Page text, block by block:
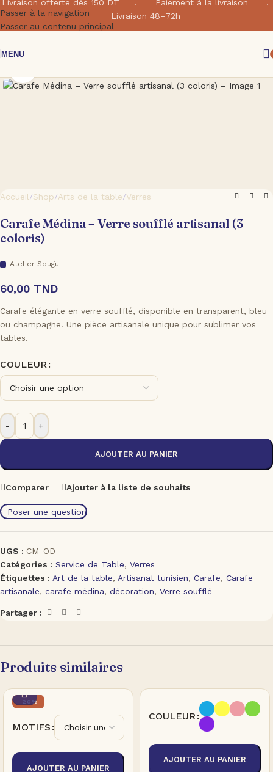
Passer à la navigation
Passer au contenu principal
Livraison offerte dés 150 DT . Paiement à la livraison .
Livraison 48–72h
MENU
Accueil/Shop/Arts de la table/Verres
Carafe Médina – Verre soufflé artisanal (3
coloris)
Atelier Sougui
60,00 TND
Carafe élégante en verre soufflé, disponible en transparent, bleu
ou champagne. Une pièce artisanale unique pour sublimer vos
tables.
COULEUR
- +
AJOUTER AU PANIER
Comparer Ajouter à la liste de souhaits
Poser une question
UGS : CM-OD
Catégories : Service de Table, Verres
Étiquettes : Art de la table, Artisanat tunisien, Carafe, Carafe
artisanale, carafe médina, décoration, Verre soufflé
Partager :
Produits similaires
-20%
MOTIFS
AJOUTER AU PANIER
COULEUR
AJOUTER AU PANIER